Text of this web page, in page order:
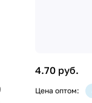
4.70 руб.
Цена оптом: